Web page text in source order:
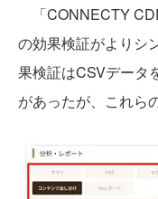
「CONNECTY
の効果検証がよりシ
果検証はCSVデータ
があったが、これら